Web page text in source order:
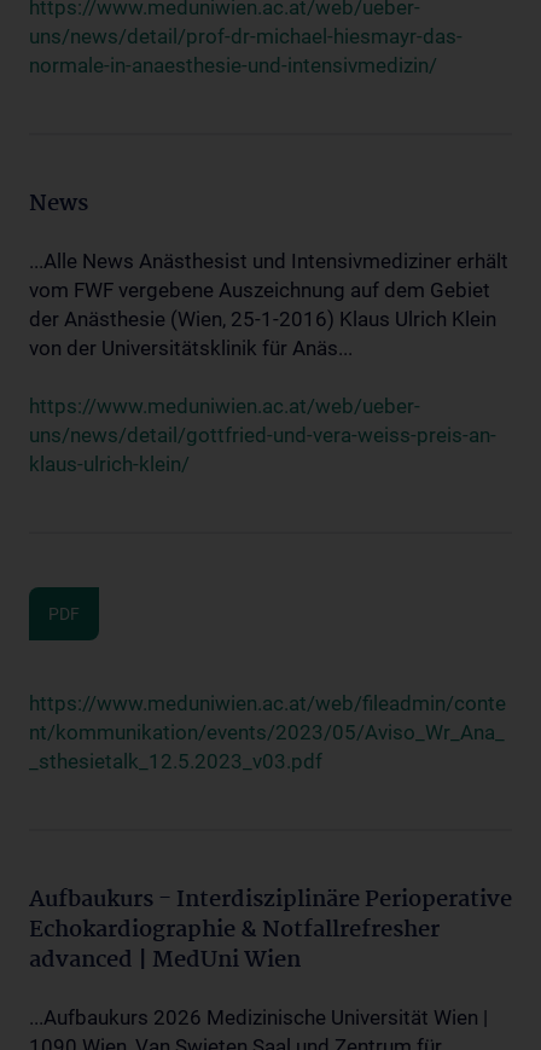
https://www.meduniwien.ac.at/web/ueber-
uns/news/detail/prof-dr-michael-hiesmayr-das-
normale-in-anaesthesie-und-intensivmedizin/
News
...Alle News Anästhesist und Intensivmediziner erhält
vom FWF vergebene Auszeichnung auf dem Gebiet
der Anästhesie (Wien, 25-1-2016) Klaus Ulrich Klein
von der Universitätsklinik für Anäs...
https://www.meduniwien.ac.at/web/ueber-
uns/news/detail/gottfried-und-vera-weiss-preis-an-
klaus-ulrich-klein/
PDF
https://www.meduniwien.ac.at/web/fileadmin/conte
nt/kommunikation/events/2023/05/Aviso_Wr_Ana_
_sthesietalk_12.5.2023_v03.pdf
Aufbaukurs - Interdisziplinäre Perioperative
Echokardiographie & Notfallrefresher
advanced | MedUni Wien
...Aufbaukurs 2026 Medizinische Universität Wien |